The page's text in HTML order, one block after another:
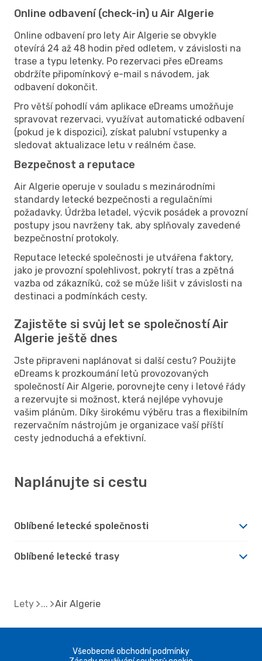
Online odbavení (check-in) u Air Algerie
Online odbavení pro lety Air Algerie se obvykle
otevírá 24 až 48 hodin před odletem, v závislosti na
trase a typu letenky. Po rezervaci přes eDreams
obdržíte připomínkový e-mail s návodem, jak
odbavení dokončit.
Pro větší pohodlí vám aplikace eDreams umožňuje
spravovat rezervaci, využívat automatické odbavení
(pokud je k dispozici), získat palubní vstupenky a
sledovat aktualizace letu v reálném čase.
Bezpečnost a reputace
Air Algerie operuje v souladu s mezinárodními
standardy letecké bezpečnosti a regulačními
požadavky. Údržba letadel, výcvik posádek a provozní
postupy jsou navrženy tak, aby splňovaly zavedené
bezpečnostní protokoly.
Reputace letecké společnosti je utvářena faktory,
jako je provozní spolehlivost, pokrytí tras a zpětná
vazba od zákazníků, což se může lišit v závislosti na
destinaci a podmínkách cesty.
Zajistěte si svůj let se společností Air
Algerie ještě dnes
Jste připraveni naplánovat si další cestu? Použijte
eDreams k prozkoumání letů provozovaných
společností Air Algerie, porovnejte ceny i letové řády
a rezervujte si možnost, která nejlépe vyhovuje
vašim plánům. Díky širokému výběru tras a flexibilním
rezervačním nástrojům je organizace vaší příští
cesty jednoduchá a efektivní.
Naplánujte si cestu
Oblíbené letecké společnosti
Oblíbené letecké trasy
Lety Air Algerie
Všeobecné obchodní podmínky